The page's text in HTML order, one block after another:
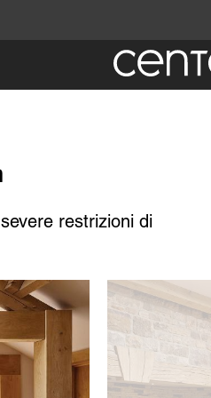
restrizioni di
Immagine
tu